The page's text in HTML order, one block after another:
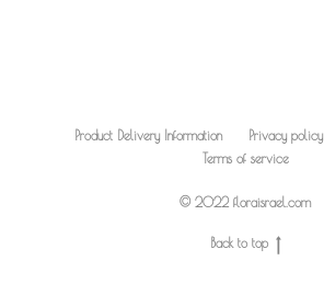
Product Delivery Information Privacy policy
Terms of service
© 2022 floraisrael.com
Back to top